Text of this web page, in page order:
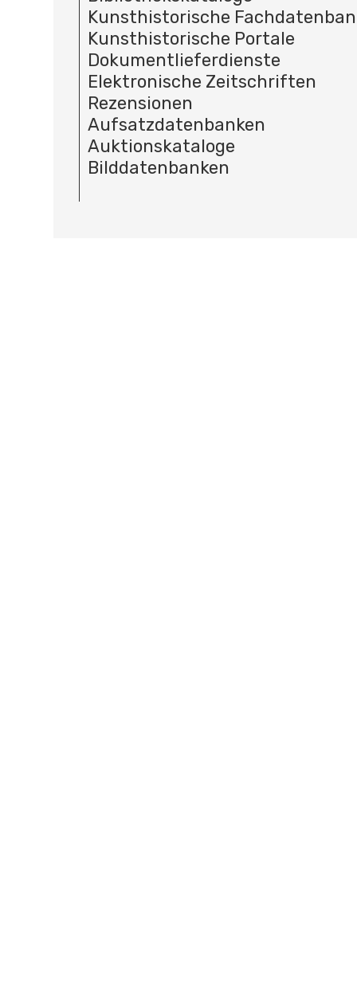
Kunsthistorische
Kunsthistorische Portale
Dokumentlieferdienste
Elektronische Zeitschriften
Rezensionen
Aufsatzdatenbanken
Auktionskataloge
Bilddatenbanken